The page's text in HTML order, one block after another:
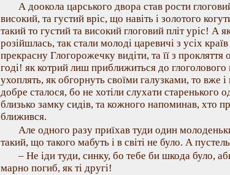
А доокола царського двора став рости
високий, та густий вріс, що навіть і золотого
такий то густий та високий глоговий пліт уріс! А
розійшлась, так стали молоді царевичі з усіх
прекрасну Глогорожечку видіти, та її з прокляття
годі! як котрий лиш приближиться до глоголового
ухоплять, як обгорнуть своїми галузками, то вже
добре сталося, бо не хотіли слухати старенького
близько замку сидів, та кожного напоминав, хто
ближився.
Але одного разу приїхав туди один
такий, що такого мабуть і в світі не було. А
– Не іди туди, синку, бо тебе би шкода було,
марно погиб, як ті другі!